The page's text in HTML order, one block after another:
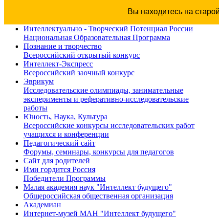
Вы находитесь на
Интеллектуально - Творческий Потенциал России
Национальная Образовательная Программа
Познание и творчество
Всероссийский открытый конкурс
Интеллект-Экспресс
Всероссийский заочный конкурс
Эврикум
Исследовательские олимпиады, занимательные
эксперименты и реферативно-исследовательские
работы
Юность, Наука, Культура
Всероссийские конкурсы исследовательских работ
учащихся и конференции
Педагогический сайт
Форумы, семинары, конкурсы для педагогов
Сайт для родителей
Ими гордится Россия
Победители Программы
Малая академия наук "Интеллект будущего"
Общероссийская общественная организация
Академиан
Интернет-музей МАН "Интеллект будущего"